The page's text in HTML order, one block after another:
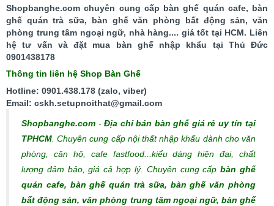
Shopbanghe.com chuyên cung cấp bàn ghế quán cafe, bàn
ghế quán trà sữa, bàn ghế văn phòng bất động sản, văn
phòng trung tâm ngoại ngữ, nhà hàng.... giá tốt tại HCM. Liên
hệ tư vấn và đặt mua bàn ghế nhập khẩu tại Thủ Đức
0901438178
Thông tin liên hệ Shop Bàn Ghế
Hotline: 0901.438.178 (zalo, viber)
Email: cskh.setupnoithat@gmail.com
Shopbanghe.com -Địa chỉ bán bàn ghế giá rẻ uy tín tại
TPHCM. Chuyên cung cấp nội thất nhập khẩu dành cho văn
phòng, căn hộ, cafe fastfood...kiểu dáng hiện đại, chất
lượng đảm bảo, giá cả hợp lý. Chuyên cung cấpbàn ghế
quán cafe, bàn ghế quán trà sữa, bàn ghế văn phòng
bất động sản, văn phòng trung tâm ngoại ngữ, bàn ghế